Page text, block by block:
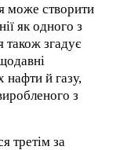
може створити
як одного з
згадує
нафти й газу,
з
третім за